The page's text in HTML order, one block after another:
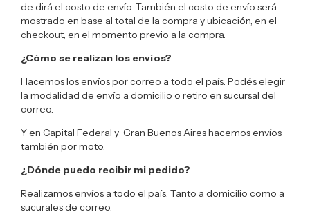
de dirá el costo de envío. También el costo de envío será
mostrado en base al total de la compra y ubicación, en el
checkout, en el momento previo a la compra.
¿Cómo se realizan los envíos?
Hacemos los envíos por correo a todo el país. Podés elegir
la modalidad de envío a domicilio o retiro en sucursal del
correo.
Y en Capital Federal y Gran Buenos Aires hacemos envíos
también por moto.
¿Dónde puedo recibir mi pedido?
Realizamos envíos a todo el país. Tanto a domicilio como a
sucurales de correo.